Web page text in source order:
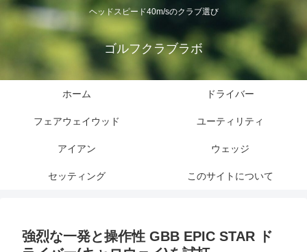
ヘッドスピード40m/sのクラブ選び
ゴルフクラブラボ
ホーム ドライバー
フェアウェイウッド ユーティリティ
アイアン ウェッジ
セッティング このサイトについて
強烈な一発と操作性 GBB EPIC STAR ド